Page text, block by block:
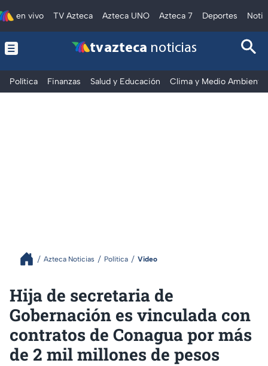
en vivo TV Azteca Azteca UNO Azteca 7 Deportes
tv azteca noticias
Política Finanzas Salud y Educación Clima y Medio Ambiente
Azteca Noticias Política Video
Hija de secretaria de
Gobernación es vinculada con
contratos de Conagua por más
de 2 mil millones de pesos